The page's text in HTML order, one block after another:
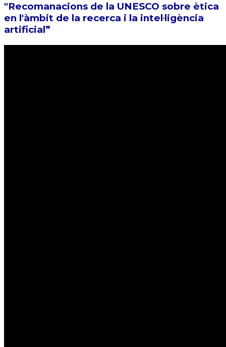
"Recomanacions de la UNESCO sobre ètica
en l'àmbit de la recerca i la intel·ligència
artificial”